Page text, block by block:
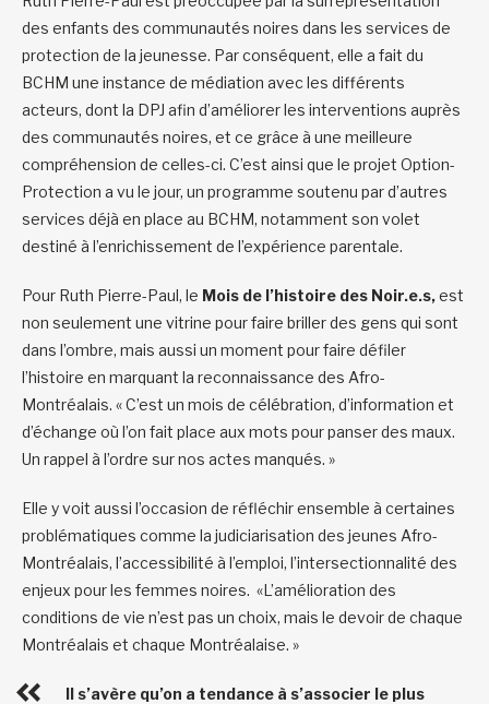
des enfants des communautés noires dans les services de
protection de la jeunesse. Par conséquent, elle a fait du
BCHM une instance de médiation avec les différents
acteurs, dont la DPJ afin d’améliorer les interventions auprès
des communautés noires, et ce grâce à une meilleure
compréhension de celles-ci. C’est ainsi que le projet Option-
Protection a vu le jour, un programme soutenu par d’autres
services déjà en place au BCHM, notamment son volet
destiné à l’enrichissement de l’expérience parentale.
Pour Ruth Pierre-Paul, le Mois de l’histoire des Noir.e.s,est
non seulement une vitrine pour faire briller des gens qui sont
dans l’ombre, mais aussi un moment pour faire défiler
l’histoire en marquant la reconnaissance des Afro-
Montréalais. « C’est un mois de célébration, d’information et
d’échange où l’on fait place aux mots pour panser des maux.
Un rappel à l’ordre sur nos actes manqués. »
Elle y voit aussi l’occasion de réfléchir ensemble à certaines
problématiques comme la judiciarisation des jeunes Afro-
Montréalais, l’accessibilité à l’emploi, l’intersectionnalité des
enjeux pour les femmes noires. «L’amélioration des
conditions de vie n’est pas un choix, mais le devoir de chaque
Montréalais et chaque Montréalaise. »
Il s’avère qu’on a tendance à s’associer le plus